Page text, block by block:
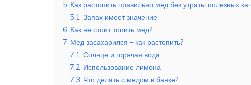
5 Как растопить правильно мед без утраты полезных
5.1 Запах имеет значение
6 Как не стоит топить мед?
7 Мед засахарился – как растопить?
7.1 Солнце и горячая вода
7.2 Использование лимона
7.3 Что делать с медом в банке?